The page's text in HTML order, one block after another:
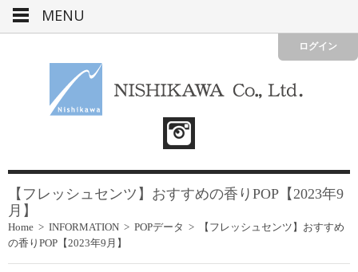
ログイン
【フレッシュセンツ】おすすめの香りPOP【2023年9
月】
Home > INFORMATION > POPデータ >
【フレッシュセンツ】おすすめ
の香りPOP【2023年9月】
MENU